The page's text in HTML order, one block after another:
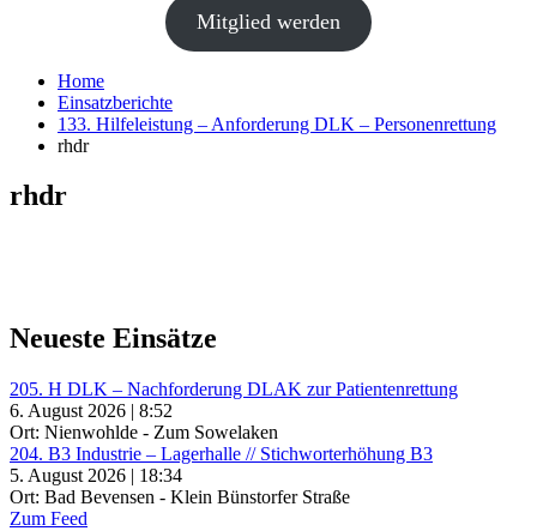
Mitglied werden
Home
Einsatzberichte
133. Hilfeleistung – Anforderung DLK – Personenrettung
rhdr
rhdr
Neueste Einsätze
205. H DLK – Nachforderung DLAK zur Patientenrettung
6. August 2026 | 8:52
Ort: Nienwohlde - Zum Sowelaken
204. B3 Industrie – Lagerhalle // Stichworterhöhung B3
5. August 2026 | 18:34
Ort: Bad Bevensen - Klein Bünstorfer Straße
Zum Feed